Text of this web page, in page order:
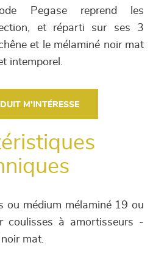
Pegase reprend les
et réparti sur ses 3
et le mélaminé noir mat
intemporel.
M'INTÉRESSE
ou médium mélaminé 19 ou
à amortisseurs -
mat.